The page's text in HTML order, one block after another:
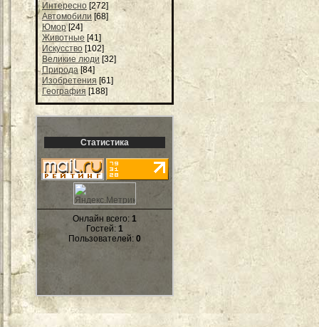
Интересно [272]
Автомобили [68]
Юмор [24]
Животные [41]
Искусство [102]
Великие люди [32]
Природа [84]
Изобретения [61]
География [188]
Статистика
Онлайн всего: 1
Гостей: 1
Пользователей: 0